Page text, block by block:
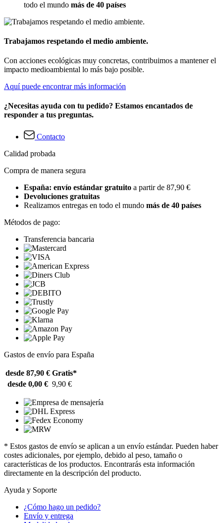
todo el mundo más de 40 países
Trabajamos respetando el medio ambiente.
Con acciones ecológicas muy concretas, contribuimos a mantener el
impacto medioambiental lo más bajo posible.
Aquí puede encontrar más información
¿Necesitas ayuda con tu pedido? Estamos encantados de
responder a tus preguntas.
Contacto
Calidad probada
Compra de manera segura
España: envío estándar gratuito a partir de 87,90 €
Devoluciones gratuitas
Realizamos entregas en todo el mundo más de 40 países
Métodos de pago:
Transferencia bancaria
Gastos de envío para España
desde 87,90 € Gratis*
desde 0,00 € 9,90 €
* Estos gastos de envío se aplican a un envío estándar. Pueden haber
costes adicionales, por ejemplo, debido al peso, tamaño o
características de los productos. Encontrarás esta información
directamente en la descripción del producto.
Ayuda y Soporte
¿Cómo hago un pedido?
Envío y entrega